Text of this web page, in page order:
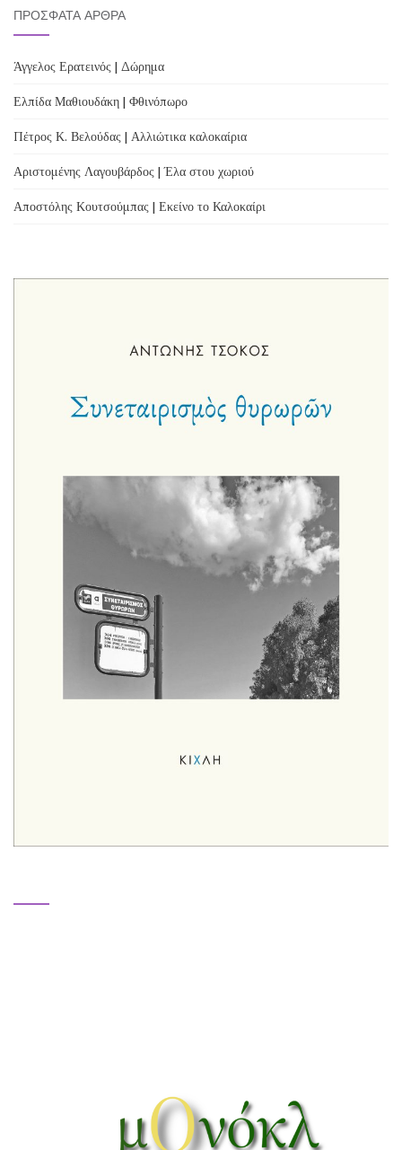
ΠΡΌΣΦΑΤΑ ΆΡΘΡΑ
Άγγελος Ερατεινός | Δώρημα
Ελπίδα Μαθιουδάκη | Φθινόπωρο
Πέτρος Κ. Βελούδας | Αλλιώτικα καλοκαίρια
Αριστομένης Λαγουβάρδος | Έλα στου χωριού
Αποστόλης Κουτσούμπας | Εκείνο το Καλοκαίρι